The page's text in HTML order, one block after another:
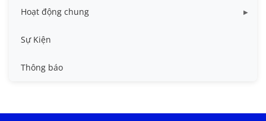
Hoạt động chung
Tin công tác sinh viên
Tin đào tạo
Tin tức chung
Sự Kiện
Thông báo